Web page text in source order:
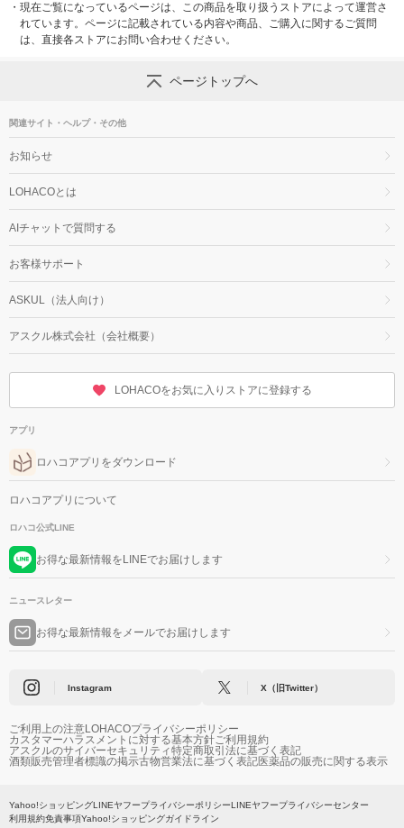
・ 現在ご覧になっているページは、この商品を取り扱うストアによって運営さ
れています。ページに記載されている内容や商品、ご購入に関するご質問
は、直接各ストアにお問い合わせください。
ページトップへ
関連サイト・ヘルプ・その他
お知らせ
LOHACOとは
AIチャットで質問する
お客様サポート
ASKUL（法人向け）
アスクル株式会社（会社概要）
LOHACOをお気に入りストアに登録する
アプリ
ロハコアプリをダウンロード
ロハコアプリについて
ロハコ公式LINE
お得な最新情報をLINEでお届けします
ニュースレター
お得な最新情報をメールでお届けします
Instagram X（旧Twitter）
ご利用上の注意LOHACOプライバシーポリシー
カスタマーハラスメントに対する基本方針ご利用規約
アスクルのサイバーセキュリティ特定商取引法に基づく表記
酒類販売管理者標識の掲示古物営業法に基づく表記医薬品の販売に関する表示
Yahoo!ショッピングLINEヤフープライバシーポリシーLINEヤフープライバシーセンター
利用規約免責事項Yahoo!ショッピングガイドライン